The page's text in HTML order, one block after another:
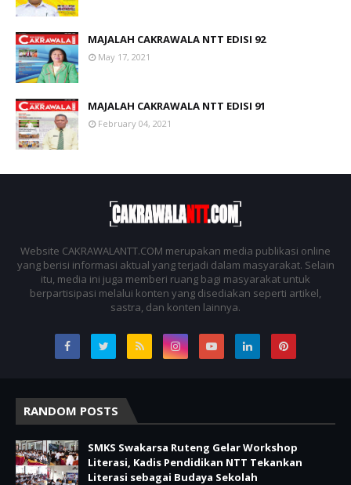
MAJALAH CAKRAWALA NTT EDISI 92
May 17, 2021
MAJALAH CAKRAWALA NTT EDISI 91
February 04, 2021
Website CAKRAWALANTT.COM merupakan media publikasi online
yang berisi informasi aktual yang terjadi dalam masyarakat. Selain
itu, media ini juga memberi ruang bagi masyarakat untuk
berpartisipasi melalui konten yang disediakan seperti artikel,
sastra, dan konten lainnya.
RANDOM POSTS
SMKS Swakarsa Ruteng Gelar Workshop
Literasi, Kadis Pendidikan NTT Tekankan
Literasi sebagai Budaya Sekolah